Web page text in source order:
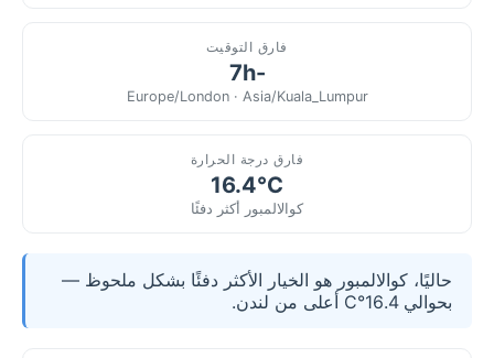
فارق التوقيت
-7h
Europe/London · Asia/Kuala_Lumpur
فارق درجة الحرارة
16.4°C
كوالالمبور أكثر دفئًا
حاليًا، كوالالمبور هو الخيار الأكثر دفئًا بشكل ملحوظ —
بحوالي 16.4°C أعلى من لندن.